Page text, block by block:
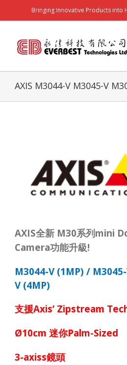
Bringing Innovative Products into
AXIS M3044-V M3045-V
AXIS全新 M30系列 mini
Camera功能升級!
M3044-V (1MP) /
V (4MP)
支援Axis’ Zipstream
Ø10cm 迷你Palm-Sized
3-axiss鏡頭